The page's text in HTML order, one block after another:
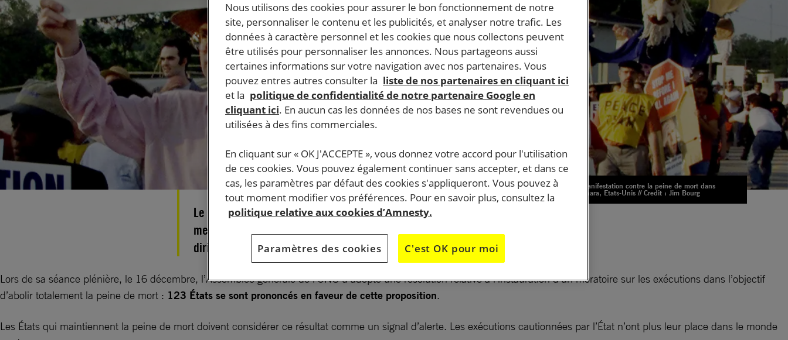
Une manifestation contre la peine de mort dans
l'Indianara, Etats-Unis // Credit : Jim Bourg
Le nombre d’États qui votent en faveur des résolutions de l’ONU pour
mettre fin aux exécutions ne cesse d’augmenter. Un signe que l’on se
dirige vers une abolition universelle.
Lors de sa séance plénière, le 16 décembre, l’Assemblée générale de l’ONU a adopté une résolution relative à l’instauration d’un moratoire sur les exécutions dans l’objectif
d’abolir totalement la peine de mort : 123 États se sont prononcés en faveur de cette proposition.
Les États qui maintiennent la peine de mort doivent considérer ce résultat comme un signal d’alerte. Les exécutions cautionnées par l’État n’ont plus leur place dans le monde
Nous utilisons des cookies pour assurer le bon fonctionnement de notre
site, personnaliser le contenu et les publicités, et analyser notre trafic. Les
données à caractère personnel et les cookies que nous collectons peuvent
être utilisés pour personnaliser les annonces. Nous partageons aussi
certaines informations sur votre navigation avec nos partenaires. Vous
pouvez entres autres consulter la liste de nos partenaires en cliquant ici
et la politique de confidentialité de notre partenaire Google en
cliquant ici. En aucun cas les données de nos bases ne sont revendues ou
utilisées à des fins commerciales.
En cliquant sur « OK J'ACCEPTE », vous donnez votre accord pour l'utilisation
de ces cookies. Vous pouvez également continuer sans accepter, et dans ce
cas, les paramètres par défaut des cookies s'appliqueront. Vous pouvez à
tout moment modifier vos préférences. Pour en savoir plus, consultez la
politique relative aux cookies d’Amnesty.
Paramètres des cookies C'est OK pour moi